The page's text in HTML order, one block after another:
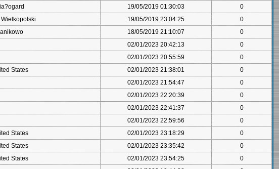
19/05/2019 01:30:03
0
Wielkopolski 19/05/2019 23:04:25
0
18/05/2019 21:10:07
0
02/01/2023 20:42:13
0
02/01/2023 20:55:59
0
States 02/01/2023 21:38:01
0
02/01/2023 21:54:47
0
02/01/2023 22:20:39
0
02/01/2023 22:41:37
0
02/01/2023 22:59:56
0
States 02/01/2023 23:18:29
0
States 02/01/2023 23:35:42
0
States 02/01/2023 23:54:25
0